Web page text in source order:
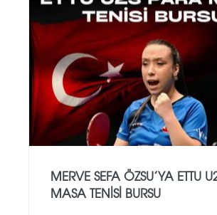
MERVE SEFA ÖZSU’YA ETTU
MASA TENISI BURSU